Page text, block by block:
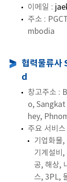
이메일 :
주소 :
mbodia
협력물류
d
창고주소 :
o,
hey,
주요 서비
기업화물
기계설비
공, 해상,
스, 3PL,